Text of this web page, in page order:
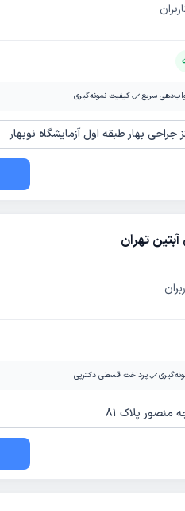
سریع کیفیت نمونه‌گیری
جراحی بهار طبقه اول آزمایشگاه نوبهار
آبتین تهران
پرداخت قسطی دکترپی
پلاک 81